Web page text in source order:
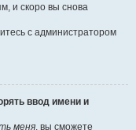
и скоро вы снова
с администратором
ввод имени и
меня, вы сможете